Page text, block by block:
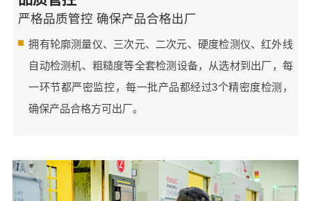
严格品质管控 确保产品合格出厂
拥有轮廓测量仪、三次元、二次元、硬度检测仪、红外线
自动检测机、粗糙度等全套检测设备，从选材到出厂，每
一环节都严密监控，每一批产品都经过3个精密度检测，
确保产品合格方可出厂。